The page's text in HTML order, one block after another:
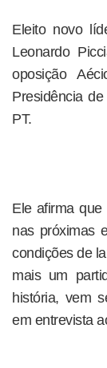
Eleito novo
Leonardo
oposição
Presidência
PT.
Ele afirma
nas próximas
condições de
mais um
história, vem
em entrevista